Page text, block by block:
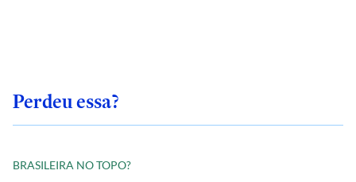
Perdeu essa?
BRASILEIRA NO TOPO?